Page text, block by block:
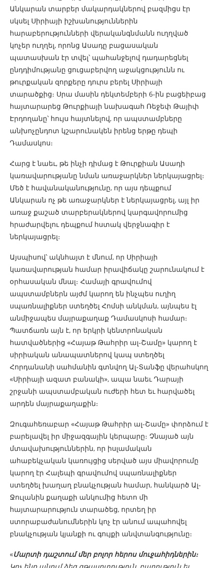
Անկարան տարբեր մակարդակներով բազմիցս էր
սկսել Սիրիայի իշխանություններին
հարաբերությունների վերականգնմանն ուղղված
կոչեր ուղղել, որոնց Ասադը բացասական
պատասխան էր տվել՝ պահանջելով դադարեցնել
ընդդիմությանը ցուցաբերվող աջակցությունն ու
թուրքական զորքերը դուրս բերել Սիրիայի
տարածքից։ Սրա մասին դեկտեմբերի 6-ին բացեիբաց
հայտարարեց Թուրքիայի նախագահ Ռեջեփ Թայիփ
Էրդողանը՝ հույս հայտնելով, որ ապստամբները
անխոչընդոտ կշարունակեն իրենց երթը դեպի
Դամասկոս։
Հարց է նաեւ, թե ինչի դիմաց է Թուրքիան Ասադի
կառավարությանը նման առաջարկներ ներկայացրել։
Մեծ է հավանականությունը, որ այս դեպքում
Անկարան ոչ թե առաջարկներ է ներկայացրել, այլ իր
առաջ քաշած տարբերակներով կարգավորումից
հրաժարվելու դեպքում հստակ վերջնագիր է
ներկայացրել։
Այսպիսով՝ ակնհայտ է մնում, որ Սիրիայի
կառավարության համար իրավիճակը շարունակում է
օրհասական մնալ։ Համայի գրավումով
ապստամբներն այժմ կարող են ինչպես ուղիղ
սպառնալիքներ ստեղծել Հոմսի անկման, այնպես էլ
անմիջապես մայրաքաղաք Դամասկոսի համար։
Պատճառն այն է, որ երկրի կենտրոնական
հատվածներից «Հայաթ Թահրիր ալ-Շամը» կարող է
սիրիական անապատներով կապ ստեղծել
Հորդանանի սահմանին գտնվող Ալ-Տանֆը վերահսկող
«Սիրիայի ազատ բանակի», ապա նաեւ Դարայի
շրջանի ապստամբական ուժերի հետ եւ հարվածել
արդեն մայրաքաղաքին։
Զուգահեռաբար «Հայաթ Թահրիր ալ-Շամը» փորձում է
բարելավել իր միջազգային կերպարը։ Չնայած այն
մտավախություններին, որ իսլամական
ահաբեկչական կառույցից սերված այս միավորումը
կարող էր Հալեպի գրավումով սպառնալիքներ
ստեղծել խաղաղ բնակչության համար, հանկարծ Ալ-
Ջուլանին քաղաքի անկումից հետո մի
հայտարարություն տարածեց, որտեղ իր
ստորաբաժանումներին կոչ էր անում ապահովել
բնակչության կյանքի ու գույքի անվտանգությունը։
«Մարտի դաշտում մեր բոլոր հերոս մուջահիդներին։